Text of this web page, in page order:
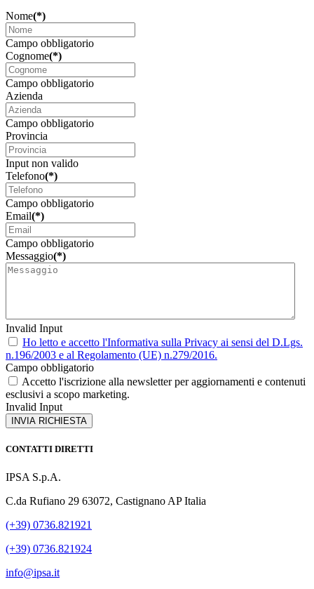
Nome(*)
Campo obbligatorio
Cognome(*)
Campo obbligatorio
Azienda
Campo obbligatorio
Provincia
Input non valido
Telefono(*)
Campo obbligatorio
Email(*)
Campo obbligatorio
Messaggio(*)
Invalid Input
Ho letto e accetto l'Informativa sulla Privacy ai sensi del D.Lgs.
n.196/2003 e al Regolamento (UE) n.279/2016.
Campo obbligatorio
Accetto l'iscrizione alla newsletter per aggiornamenti e contenuti
esclusivi a scopo marketing.
Invalid Input
INVIA RICHIESTA
CONTATTI DIRETTI
IPSA S.p.A.
C.da Rufiano 29 63072, Castignano AP Italia
(+39) 0736.821921
(+39) 0736.821924
info@ipsa.it